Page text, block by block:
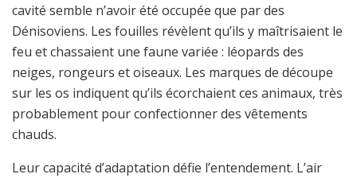
cavité semble n’avoir été occupée que par des
Dénisoviens. Les fouilles révèlent qu’ils y maîtrisaient le
feu et chassaient une faune variée : léopards des
neiges, rongeurs et oiseaux. Les marques de découpe
sur les os indiquent qu’ils écorchaient ces animaux, très
probablement pour confectionner des vêtements
chauds.
Leur capacité d’adaptation défie l’entendement. L’air